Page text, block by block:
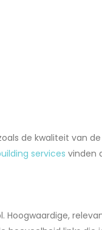
de kwaliteit van
services vinden